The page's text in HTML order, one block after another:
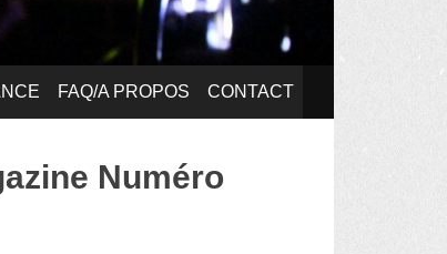
FAQ/A PROPOS CONTACT
Numéro